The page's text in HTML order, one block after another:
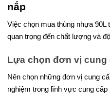
nắp
Việc chọn mua thùng nhựa
quan trọng đến chất lượng và
Lựa chọn đơn vị
Nên chọn những đơn vị cung
nghiệm trong lĩnh vực cung